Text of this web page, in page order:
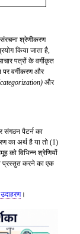
श्रेणीकरण
किया जाता है,
पत्रों के वर्गीकृत
पर वर्गीकरण और
और
पैटर्न का
का अर्थ है या तो (1)
को विभिन्न श्रेणियों
प्रस्तुत करने का एक
।